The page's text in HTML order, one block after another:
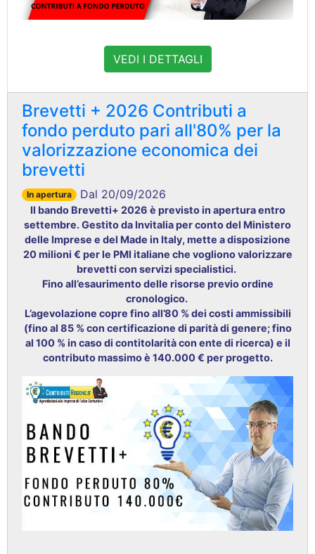
VEDI I DETTAGLI
Brevetti + 2026 Contributi a
fondo perduto pari all'80% per la
valorizzazione economica dei
brevetti
In apertura Dal 20/09/2026
Il bando Brevetti+ 2026 è previsto in apertura entro
settembre. Gestito da Invitalia per conto del Ministero
delle Imprese e del Made in Italy, mette a disposizione
20 milioni € per le PMI italiane che vogliono valorizzare
brevetti con servizi specialistici.
Fino all’esaurimento delle risorse previo ordine
cronologico.
L’agevolazione copre fino all’80 % dei costi ammissibili
(fino al 85 % con certificazione di parità di genere; fino
al 100 % in caso di contitolarità con ente di ricerca) e il
contributo massimo è 140.000 € per progetto.